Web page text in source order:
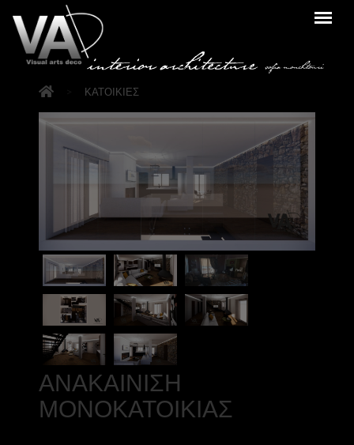
ΚΑΤΟΙΚΙΕΣ
ΑΝΑΚΑΙΝΙΣΗ
ΜΟΝΟΚΑΤΟΙΚΙΑΣ